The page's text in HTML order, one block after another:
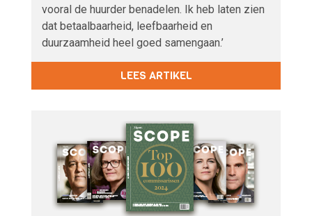
vooral de huurder benadelen. Ik heb laten zien
dat betaalbaarheid, leefbaarheid en
duurzaamheid heel goed samengaan.’
LEES ARTIKEL